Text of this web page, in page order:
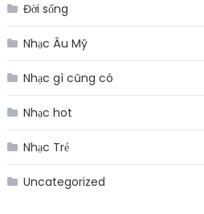
Đời sống
Nhạc Âu Mỹ
Nhạc gì cũng có
Nhạc hot
Nhạc Trẻ
Uncategorized